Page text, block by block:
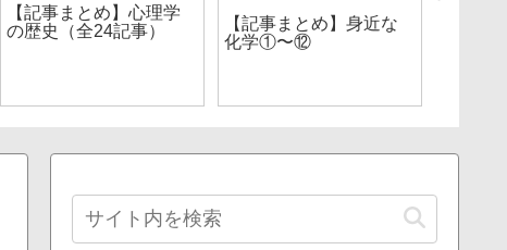
【記事まとめ】心理学
の歴史（全24記事）
【記事まとめ】身近な
化学①〜⑫